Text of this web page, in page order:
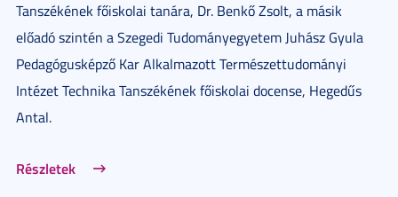
Tanszékének főiskolai tanára, Dr. Benkő Zsolt, a másik
előadó szintén a Szegedi Tudományegyetem Juhász Gyula
Pedagógusképző Kar Alkalmazott Természettudományi
Intézet Technika Tanszékének főiskolai docense, Hegedűs
Antal.
Részletek